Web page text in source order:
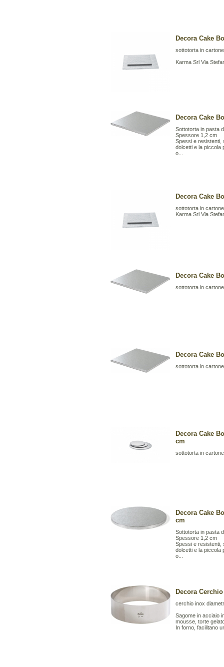
Decora Cake
sottotorta in cartone
Karma Srl Via
Decora Cake
Sottotorta in pasta
Spessore 1,2 cm
Spessi e resistenti,
dolcetti e la piccola
o...
Decora Cake
sottotorta in cartone
Karma Srl Via
Decora Cake
sottotorta in cartone
Decora Cake
sottotorta in cartone
Decora Cake
cm
sottotorta in cartone
Decora Cake
cm
Sottotorta in pasta
Spessore 1,2 cm
Spessi e resistenti,
dolcetti e la piccola
o...
Decora
cerchio inox
Sagome in acciaio
mousse, torte
In forno, facilitano